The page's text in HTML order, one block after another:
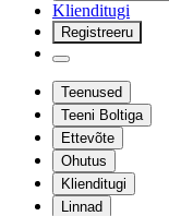
Klienditugi
Registreeru
Teenused
Teeni Boltiga
Ettevõte
Ohutus
Klienditugi
Linnad